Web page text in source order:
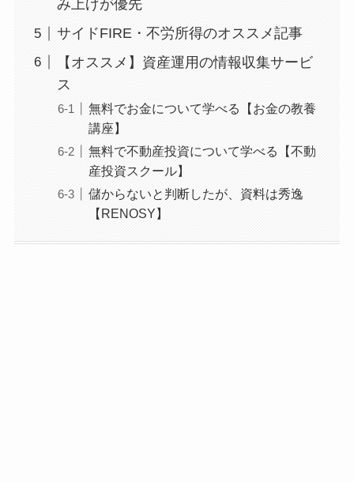
み上げが優先
サイドFIRE・不労所得のオススメ記事
【オススメ】資産運用の情報収集サービ
ス
無料でお金について学べる【お金の教養
講座】
無料で不動産投資について学べる【不動
産投資スクール】
儲からないと判断したが、資料は秀逸
【RENOSY】